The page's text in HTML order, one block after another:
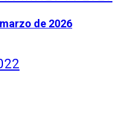
de 2026